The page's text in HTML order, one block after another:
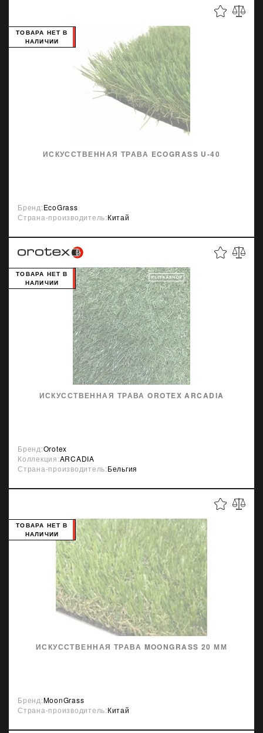
ИСКУССТВЕННАЯ ТРАВА ECOGRASS U-40
ТОВАРА НЕТ В
НАЛИЧИИ
Бренд:EcoGrass
Страна-производитель:Китай
ИСКУССТВЕННАЯ ТРАВА OROTEX ARCADIA
ТОВАРА НЕТ В
НАЛИЧИИ
Бренд:Orotex
Коллекция:ARCADIA
Страна-производитель:Бельгия
ИСКУССТВЕННАЯ ТРАВА MOONGRASS 20 ММ
ТОВАРА НЕТ В
НАЛИЧИИ
Бренд:MoonGrass
Страна-производитель:Китай